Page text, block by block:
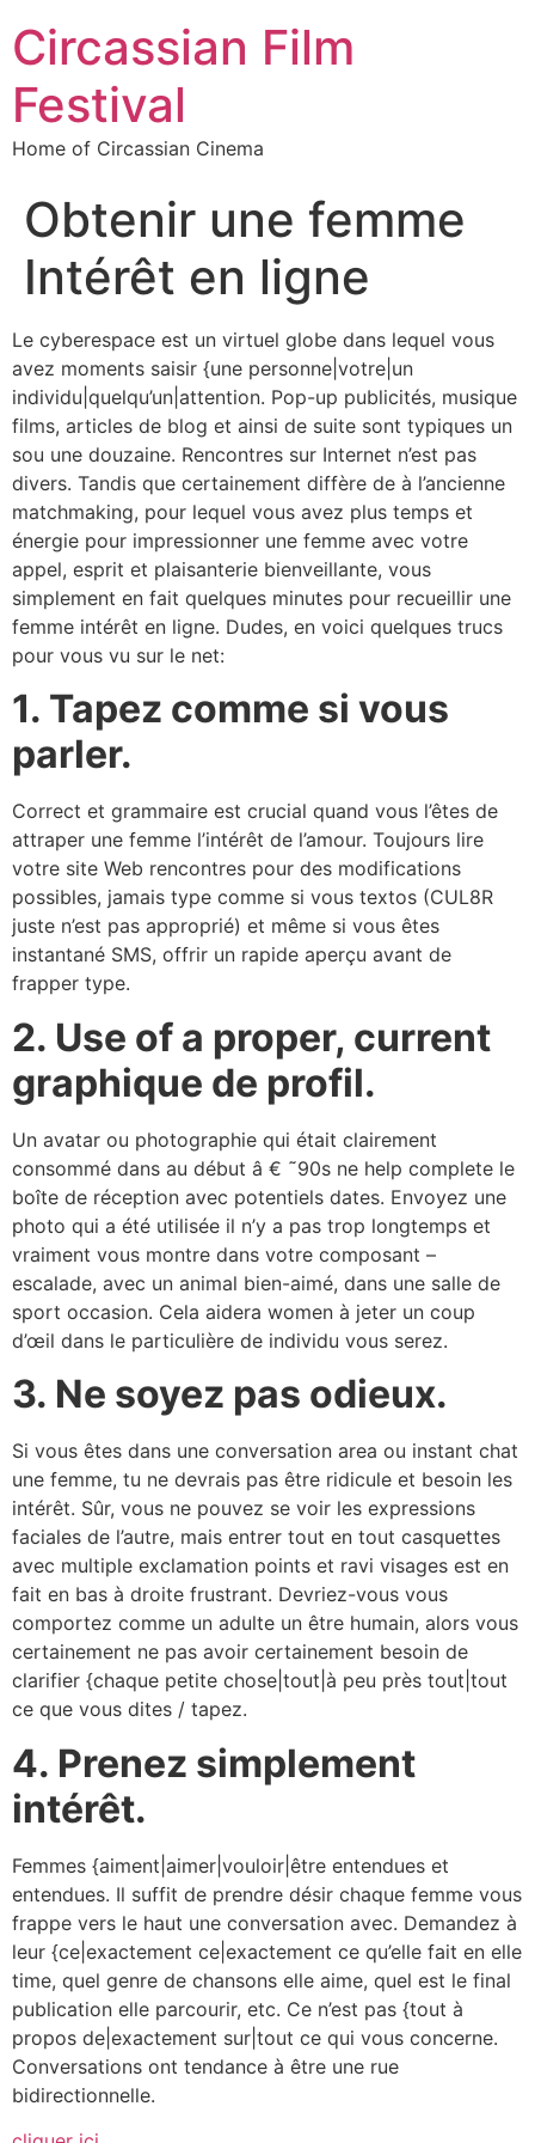
Circassian Film
Festival
Home of Circassian Cinema
Obtenir une femme
Intérêt en ligne
Le cyberespace est un virtuel globe dans lequel vous
avez moments saisir {une personne|votre|un
individu|quelqu’un|attention. Pop-up publicités, musique
films, articles de blog et ainsi de suite sont typiques un
sou une douzaine. Rencontres sur Internet n’est pas
divers. Tandis que certainement diffère de à l’ancienne
matchmaking, pour lequel vous avez plus temps et
énergie pour impressionner une femme avec votre
appel, esprit et plaisanterie bienveillante, vous
simplement en fait quelques minutes pour recueillir une
femme intérêt en ligne. Dudes, en voici quelques trucs
pour vous vu sur le net:
1. Tapez comme si vous
parler.
Correct et grammaire est crucial quand vous l’êtes de
attraper une femme l’intérêt de l’amour. Toujours lire
votre site Web rencontres pour des modifications
possibles, jamais type comme si vous textos (CUL8R
juste n’est pas approprié) et même si vous êtes
instantané SMS, offrir un rapide aperçu avant de
frapper type.
2. Use of a proper, current
graphique de profil.
Un avatar ou photographie qui était clairement
consommé dans au début â € ˜90s ne help complete le
boîte de réception avec potentiels dates. Envoyez une
photo qui a été utilisée il n’y a pas trop longtemps et
vraiment vous montre dans votre composant –
escalade, avec un animal bien-aimé, dans une salle de
sport occasion. Cela aidera women à jeter un coup
d’œil dans le particulière de individu vous serez.
3. Ne soyez pas odieux.
Si vous êtes dans une conversation area ou instant chat
une femme, tu ne devrais pas être ridicule et besoin les
intérêt. Sûr, vous ne pouvez se voir les expressions
faciales de l’autre, mais entrer tout en tout casquettes
avec multiple exclamation points et ravi visages est en
fait en bas à droite frustrant. Devriez-vous vous
comportez comme un adulte un être humain, alors vous
certainement ne pas avoir certainement besoin de
clarifier {chaque petite chose|tout|à peu près tout|tout
ce que vous dites / tapez.
4. Prenez simplement
intérêt.
Femmes {aiment|aimer|vouloir|être entendues et
entendues. Il suffit de prendre désir chaque femme vous
frappe vers le haut une conversation avec. Demandez à
leur {ce|exactement ce|exactement ce qu’elle fait en elle
time, quel genre de chansons elle aime, quel est le final
publication elle parcourir, etc. Ce n’est pas {tout à
propos de|exactement sur|tout ce qui vous concerne.
Conversations ont tendance à être une rue
bidirectionnelle.